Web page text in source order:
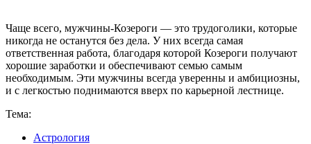
Чаще всего, мужчины-Козероги — это трудоголики, которые
никогда не останутся без дела. У них всегда самая
ответственная работа, благодаря которой Козероги получают
хорошие заработки и обеспечивают семью самым
необходимым. Эти мужчины всегда уверенны и амбициозны,
и с легкостью поднимаются вверх по карьерной лестнице.
Тема:
Астрология